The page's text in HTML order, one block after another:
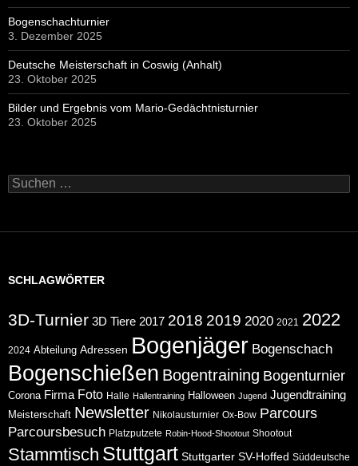
Bogenschachturnier
3. Dezember 2025
Deutsche Meisterschaft in Coswig (Anhalt)
23. Oktober 2025
Bilder und Ergebnis vom Mario-Gedächtnisturnier
23. Oktober 2025
Suchen
nach:
SCHLAGWÖRTER
3D-Turnier 3D Tiere 2017 2018 2019 2020 2021 2022
2024 Abteilung Adressen Bogenjäger Bogenschach
Bogenschießen Bogentraining Bogenturnier
Corona Firma Foto Halle Hallentraining Halloween Jugend Jugendtraining
Meisterschaft Newsletter Nikolausturnier Ox-Bow Parcours
Parcoursbesuch Platzputzete Robin-Hood-Shootout Shootout
Stammtisch Stuttgart Stuttgarter SV-Hoffed Süddeutsche